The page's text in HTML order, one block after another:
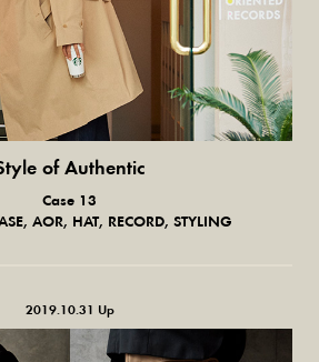
of Authentic
服、普通のスタイル。
Case 13
AOR, HAT, RECORD, STYLING
2019.10.31 Up